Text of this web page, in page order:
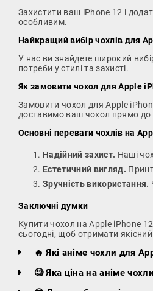
Захистити ваш iPhone 12 і
особливим.
Найкращий вибір чохлів для
У нас ви знайдете широкий
потреби у стилі та захисті.
Як замовити чохол для Apple
Замовити чохол для Apple
доставимо ваш чохол прямо до
Основні переваги чохлів на
Надійний захист. Наші
Естетичний вигляд.
Зручність використання.
Заключні думки
Купити чохол на Apple iPhone
сьогодні, щоб отримати
🔥 Які аніме чохли для
🧐 Яка ціна на аніме